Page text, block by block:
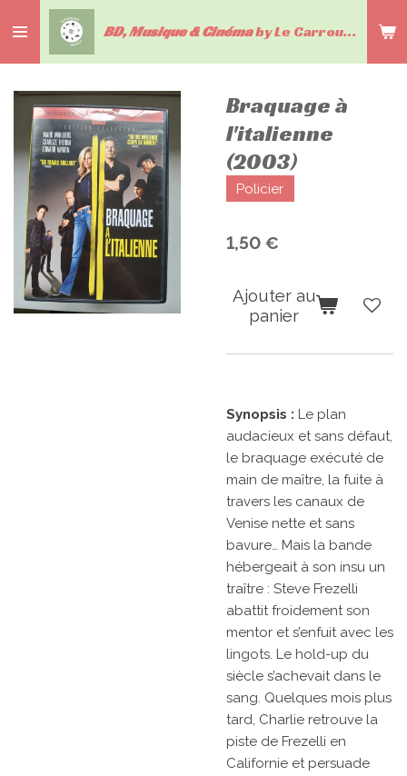
au
contenu
BD, Musique & Cinémaby Le Carrousel du livre
Braquage à
l'italienne
(2003)
Policier
1,50 €
Ajouter au
panier
Synopsis : Le plan
audacieux et sans défaut,
le braquage exécuté de
main de maître, la fuite à
travers les canaux de
Venise nette et sans
bavure… Mais la bande
hébergeait à son insu un
traître : Steve Frezelli
abattit froidement son
mentor et s’enfuit avec les
lingots. Le hold-up du
siècle s’achevait dans le
sang. Quelques mois plus
tard, Charlie retrouve la
piste de Frezelli en
Californie et persuade